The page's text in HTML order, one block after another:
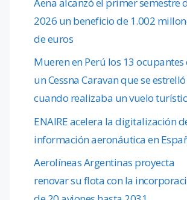
2026 un beneficio de 1.002
de euros
Mueren en Perú los 13 ocupantes
un Cessna Caravan que se estrelló
cuando realizaba un vuelo
ENAIRE acelera la digitalización
información aeronáutica en
Aerolíneas Argentinas proyecta
renovar su flota con la